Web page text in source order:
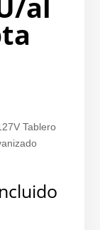
Tablero